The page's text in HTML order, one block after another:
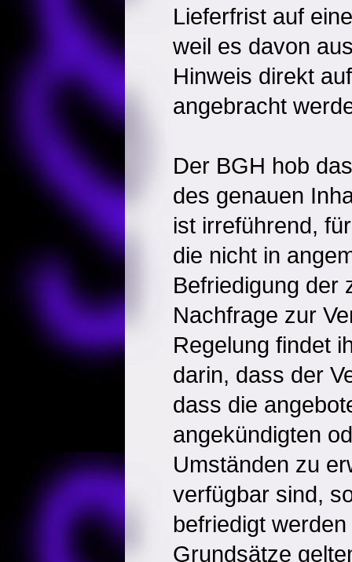
Lieferfrist auf
weil es davon
Hinweis direkt
angebracht
Der BGH hob
des genauen
ist irreführend,
die nicht in
Befriedigung der
Nachfrage zur
Regelung findet
darin, dass der
dass die
angekündigten
Umständen zu
verfügbar sind,
befriedigt
Grundsätze